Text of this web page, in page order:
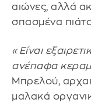
αιώνες, αλλά
σπασμένα
«Είναι
ανέπαφα
Μπρελού,
μαλακά